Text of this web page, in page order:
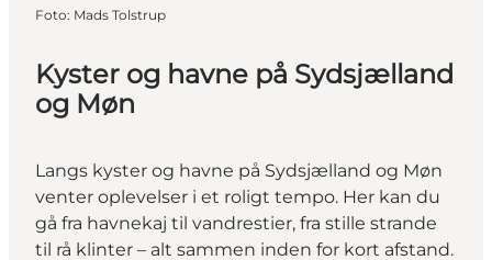
Foto: Mads Tolstrup
Kyster og havne på Sydsjælland
og Møn
Langs kyster og havne på Sydsjælland og Møn
venter oplevelser i et roligt tempo. Her kan du
gå fra havnekaj til vandrestier, fra stille strande
til rå klinter – alt sammen inden for kort afstand.